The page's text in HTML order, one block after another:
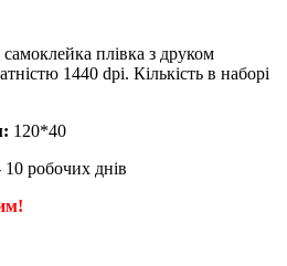
самоклейка плівка з друком
1440 dpi. Кількість в наборі
120*40
10 робочих днів